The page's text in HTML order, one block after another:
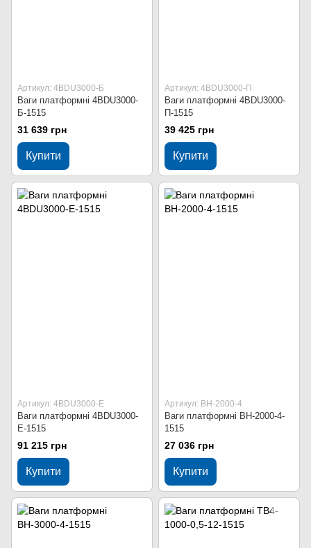
Артикул: 4BDU3000-Б
Ваги платформні 4BDU3000-
Б-1515
31 639 грн
Купити
Артикул: 4BDU3000-П
Ваги платформні 4BDU3000-
П-1515
39 425 грн
Купити
Артикул: 4BDU3000-Е
Ваги платформні 4BDU3000-
Е-1515
91 215 грн
Купити
Артикул: ВН-2000-4
Ваги платформні ВН-2000-4-
1515
27 036 грн
Купити